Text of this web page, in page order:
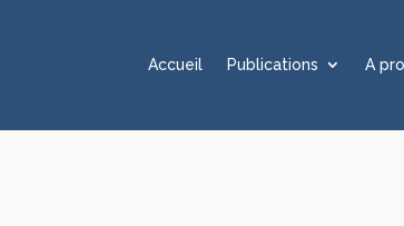
Accueil Publications A